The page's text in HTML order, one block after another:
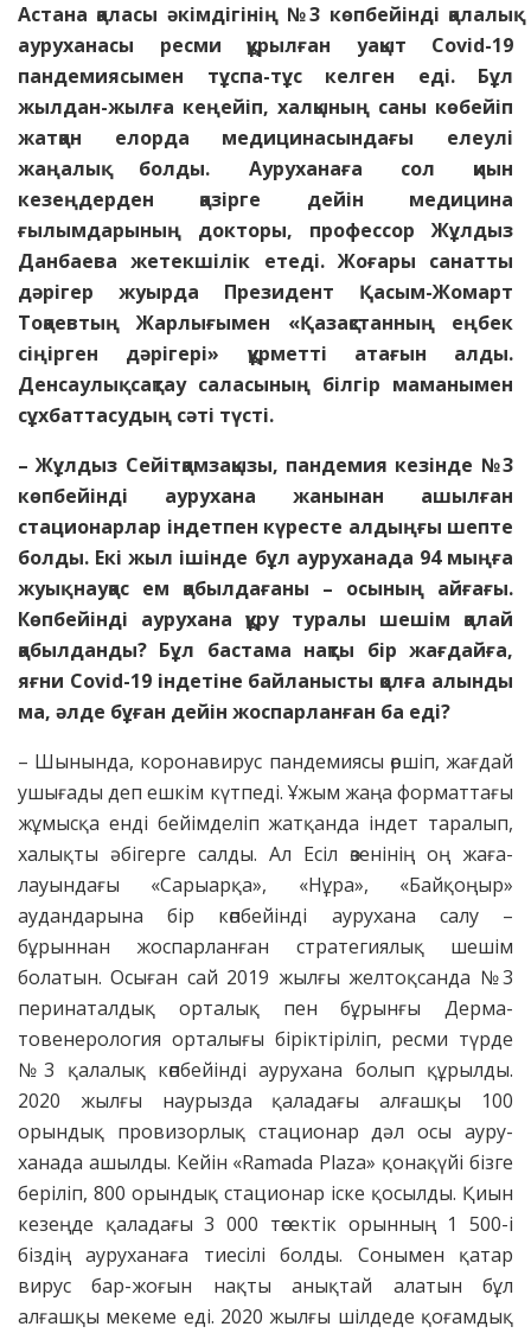
Астана қаласы әкімдігінің №3 көпбейінді қалалық
ауруханасы ресми құрылған уақыт Covid-19
пандемиясымен тұспа-тұс келген еді. Бұл
жылдан-жылға кеңейіп, халқының саны көбейіп
жатқан елорда медицинасындағы елеулі
жаңалық болды. Ауруханаға сол қиын
кезеңдерден қазірге дейін медицина
ғылымдарының докторы, профессор Жұлдыз
Данбаева жетекшілік етеді. Жоғары санатты
дәрігер жуырда Президент Қасым-Жомарт
Тоқаевтың Жарлығымен «Қазақстанның еңбек
сіңірген дәрігері» құрметті атағын алды.
Денсаулық сақтау саласының білгір маманымен
сұхбаттасудың сәті түсті.
– Жұлдыз Сейітқамзақызы, пандемия кезінде №3
көп­бейінді аурухана жанынан ашылған
стационарлар індетпен күресте алдыңғы шепте
болды. Екі жыл ішінде бұл ауруханада 94 мыңға
жуық науқас ем қабылдағаны – осының айғағы.
Көпбейінді аурухана құру туралы шешім қалай
қабылданды? Бұл бастама нақты бір жағдайға,
яғни Covid-19 індетіне байланысты қолға алынды
ма, әлде бұған дейін жоспарланған ба еді?
– Шынында, коронавирус пандемиясы өршіп, жағдай
ушығады деп ешкім күтпеді. Ұжым жаңа форматтағы
жұ­мысқа енді бейімделіп жатқанда індет таралып,
халықты әбігерге салды. Ал Есіл өзенінің оң жаға­
лауындағы «Сарыарқа», «Нұра», «Байқоңыр»
аудандарына бір көпбейінді аурухана салу –
бұрыннан жоспарланған стратегиялық шешім
болатын. Осыған сай 2019 жылғы желтоқсанда №3
перинаталдық орталық пен бұрынғы Дерма­
товенерология орталығы бірік­тіріліп, ресми түрде
№3 қала­лық көпбейінді аурухана болып құрылды.
2020 жылғы наурызда қаладағы алғашқы 100
орындық провизорлық стационар дәл осы ауру­
ханада ашылды. Кейін «Ramada Plaza» қонақүйі бізге
беріліп, 800 орындық стационар іске қосылды. Қиын
кезеңде қаладағы 3 000 төсектік орынның 1 500-і
біздің ауруханаға тиесілі болды. Сонымен қатар
вирус бар-жоғын нақты анықтай алатын бұл
алғашқы мекеме еді. 2020 жылғы шілдеде қоғамдық